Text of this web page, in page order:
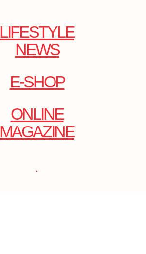
LIFESTYLE
NEWS
E-SHOP
ONLINE
MAGAZINE
.